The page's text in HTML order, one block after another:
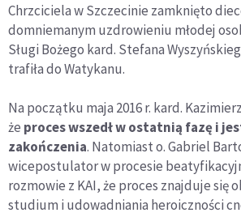
Chrzciciela w Szczecinie zamknięto
domniemanym uzdrowieniu młodej
Sługi Bożego kard. Stefana
trafiła do Watykanu.
Na początku maja 2016 r. kard.
że proces wszedł w ostatnią fazę i
zakończenia. Natomiast o. Gabriel
wicepostulator w procesie
rozmowie z KAI, że proces znajduje się
studium i udowadniania heroiczności